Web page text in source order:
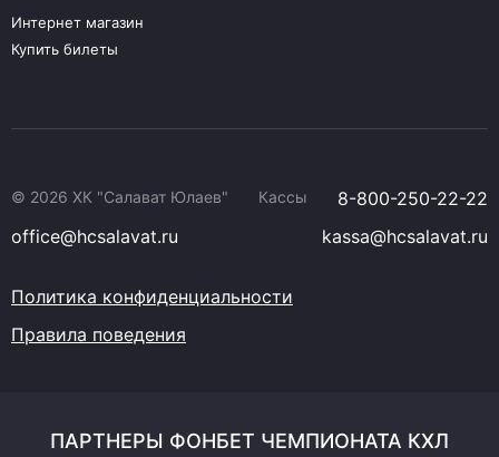
Интернет магазин
Купить билеты
© 2026 ХК "Салават Юлаев" Кассы
8-800-250-22-22
office@hcsalavat.ru
kassa@hcsalavat.ru
Политика конфиденциальности
Правила поведения
ПАРТНЕРЫ ФОНБЕТ ЧЕМПИОНАТА КХЛ